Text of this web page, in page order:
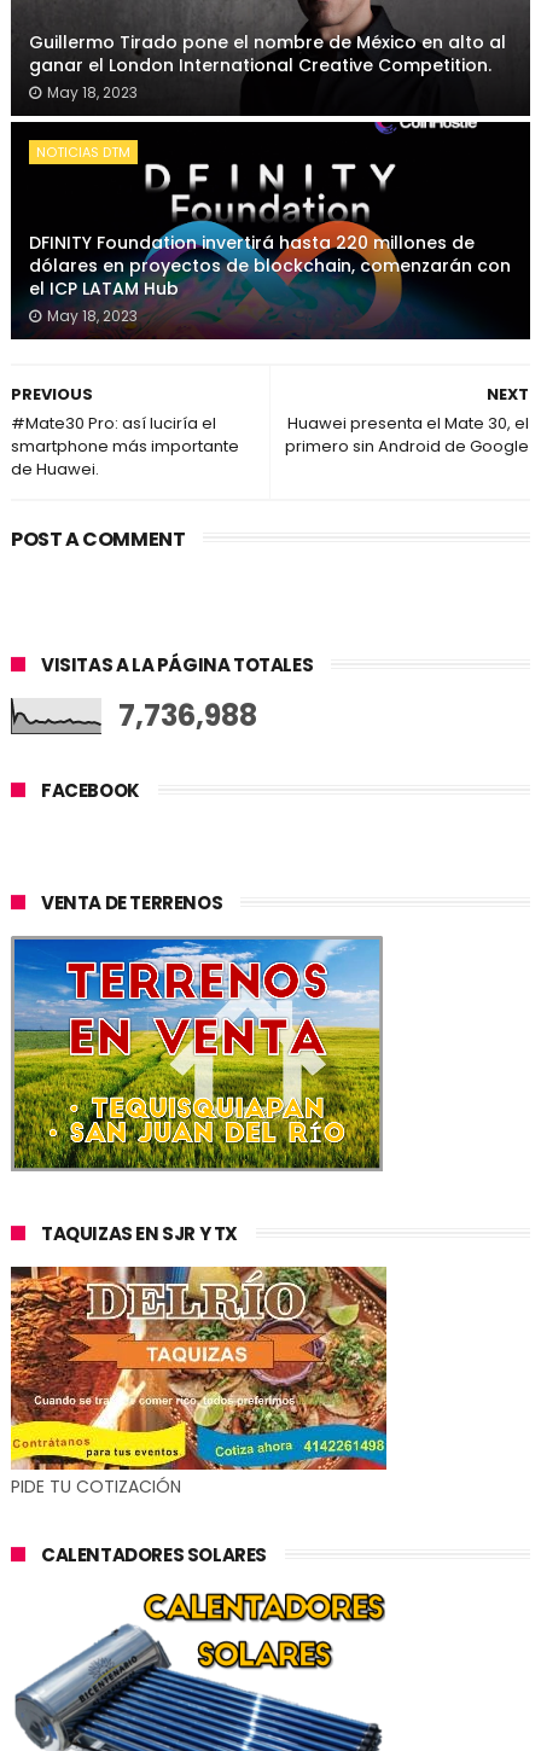
Guillermo Tirado pone el nombre de México en alto al
ganar el London International Creative Competition.
May 18, 2023
NOTICIAS DTM
DFINITY Foundation invertirá hasta 220 millones de
dólares en proyectos de blockchain, comenzarán con
el ICP LATAM Hub
May 18, 2023
NEXT
Huawei presenta el Mate 30, el
primero sin Android de Google
PREVIOUS
#Mate30 Pro: así luciría el
smartphone más importante
de Huawei.
POST A COMMENT
VISITAS A LA PÁGINA TOTALES
7,736,988
FACEBOOK
VENTA DE TERRENOS
TAQUIZAS EN SJR Y TX
PIDE TU COTIZACIÓN
CALENTADORES SOLARES